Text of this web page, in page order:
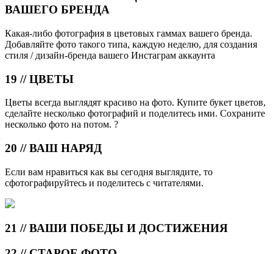
ВАШЕГО БРЕНДА
Какая-либо фотография в цветовых гаммах вашего бренда.
Добавляйте фото такого типа, каждую неделю, для создания
стиля / дизайн-бренда вашего Инстаграм аккаунта
19 // ЦВЕТЫ
Цветы всегда выглядят красиво на фото. Купите букет цветов,
сделайте несколько фотографий и поделитесь ими. Сохраните
несколько фото на потом. ?
20 // ВАШ НАРЯД
Если вам нравиться как вы сегодня выглядите, то
сфотографируйтесь и поделитесь с читателями.
21 // ВАШИ ПОБЕДЫ И ДОСТИЖЕНИЯ